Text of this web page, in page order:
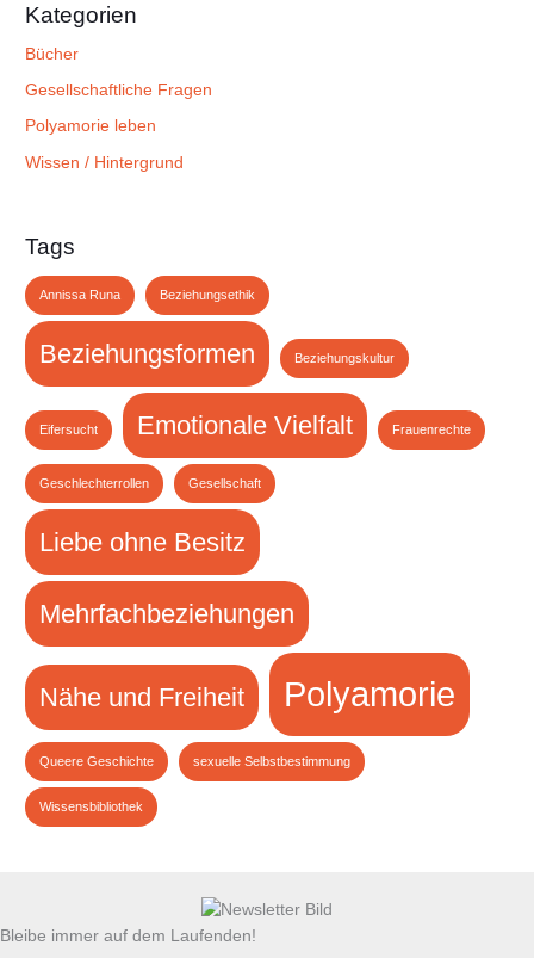
Kategorien
Bücher
Gesellschaftliche Fragen
Polyamorie leben
Wissen / Hintergrund
Tags
Annissa Runa Beziehungsethik
Beziehungsformen Beziehungskultur
Eifersucht Emotionale Vielfalt Frauenrechte
Geschlechterrollen Gesellschaft
Liebe ohne Besitz
Mehrfachbeziehungen
Nähe und Freiheit Polyamorie
Queere Geschichte sexuelle Selbstbestimmung
Wissensbibliothek
Bleibe immer auf dem Laufenden!